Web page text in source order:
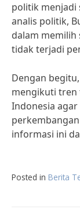
politik
analis politik,
dalam
tidak terjadi
Dengan
mengikuti tren
Indonesia
informasi ini
Posted in Berita